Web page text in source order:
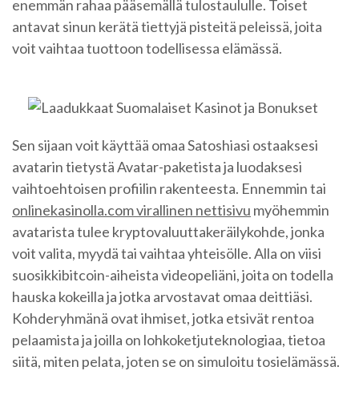
enemmän rahaa pääsemällä tulostaululle. Toiset
antavat sinun kerätä tiettyjä pisteitä peleissä, joita
voit vaihtaa tuottoon todellisessa elämässä.
Sen sijaan voit käyttää omaa Satoshiasi ostaaksesi
avatarin tietystä Avatar-paketista ja luodaksesi
vaihtoehtoisen profiilin rakenteesta. Ennemmin tai
onlinekasinolla.com virallinen nettisivu myöhemmin
avatarista tulee kryptovaluuttakeräilykohde, jonka
voit valita, myydä tai vaihtaa yhteisölle. Alla on viisi
suosikkibitcoin-aiheista videopeliäni, joita on todella
hauska kokeilla ja jotka arvostavat omaa deittiäsi.
Kohderyhmänä ovat ihmiset, jotka etsivät rentoa
pelaamista ja joilla on lohkoketjuteknologiaa, tietoa
siitä, miten pelata, joten se on simuloitu tosielämässä.